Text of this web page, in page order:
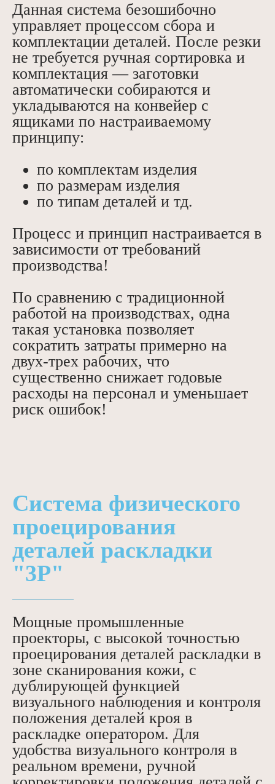
Данная система безошибочно
управляет процессом сбора и
комплектации деталей. После резки
не требуется ручная сортировка и
комплектация — заготовки
автоматически собираются и
укладываются на конвейер с
ящиками по настраиваемому
принципу:
по комплектам изделия
по размерам изделия
по типам деталей и тд.
Процесс и принцип настраивается в
зависимости от требований
производства!
По сравнению с традиционной
работой на производствах, одна
такая установка позволяет
сократить затраты примерно на
двух-трех рабочих, что
существенно снижает годовые
расходы на персонал и уменьшает
риск ошибок!
Система физического
проецирования
деталей раскладки
"3Р"
Мощные промышленные
проекторы, с высокой точностью
проецирования деталей раскладки в
зоне сканирования кожи, с
дублирующей функцией
визуального наблюдения и контроля
положения деталей кроя в
раскладке оператором. Для
удобства визуального контроля в
реальном времени, ручной